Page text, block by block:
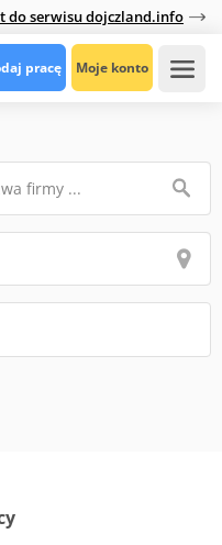
do serwisu dojczland.info
pracę Moje konto